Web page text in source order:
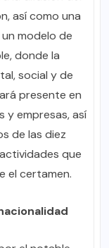
así como una
modelo de
donde la
social y de
presente en
y empresas, así
de las diez
que
el certamen.